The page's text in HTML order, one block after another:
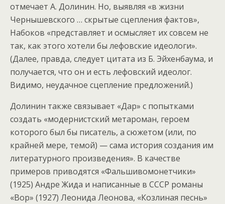
отмечает А. Долинин. Но, выявляя «в жизни
Чернышевского … скрытые сцепления фактов»,
Набоков «представляет и осмысляет их совсем не
так, как этого хотели бы лефовские идеологи».
(Далее, правда, следует цитата из Б. Эйхенбаума, и
получается, что он и есть лефовский идеолог.
Видимо, неудачное сцепление предложений.)
Долинин также связывает «Дар» с попытками
создать «модернистский метароман, героем
которого был бы писатель, а сюжетом (или, по
крайней мере, темой) — сама история создания им
литературного произведения». В качестве
примеров приводятся «Фальшивомонетчики»
(1925) Андре Жида и написанные в СССР романы
«Вор» (1927) Леонида Леонова, «Козлиная песнь»